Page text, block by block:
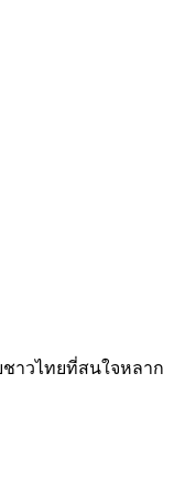
าวไทยที่สนใจหลาก